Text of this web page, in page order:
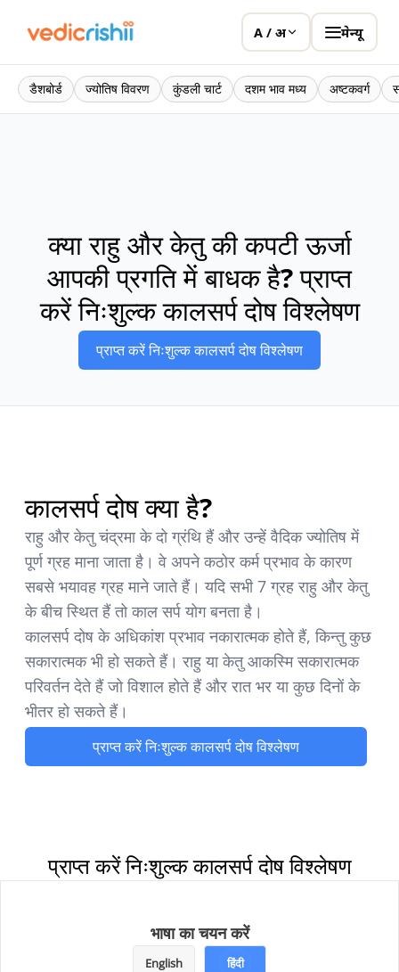
A / अ मेन्यू
डैशबोर्ड ज्योतिष विवरण कुंडली चार्ट दशम भाव मध्य अष्टकवर्ग
क्या राहु और केतु की कपटी ऊर्जा
आपकी प्रगति में बाधक है? प्राप्त
करें निःशुल्क कालसर्प दोष विश्लेषण
प्राप्त करें निःशुल्क कालसर्प दोष विश्लेषण
कालसर्प दोष क्या है?
राहु और केतु चंद्रमा के दो ग्रंथि हैं और उन्हें वैदिक ज्योतिष में
पूर्ण ग्रह माना जाता है। वे अपने कठोर कर्म प्रभाव के कारण
सबसे भयावह ग्रह माने जाते हैं। यदि सभी 7 ग्रह राहु और केतु
के बीच स्थित हैं तो काल सर्प योग बनता है।
कालसर्प दोष के अधिकांश प्रभाव नकारात्मक होते हैं, किन्तु कुछ
सकारात्मक भी हो सकते हैं। राहु या केतु आकस्मि सकारात्मक
परिवर्तन देते हैं जो विशाल होते हैं और रात भर या कुछ दिनों के
भीतर हो सकते हैं।
प्राप्त करें निःशुल्क कालसर्प दोष विश्लेषण
प्राप्त करें निःशुल्क कालसर्प दोष विश्लेषण
भाषा का चयन करें
English हिंदी